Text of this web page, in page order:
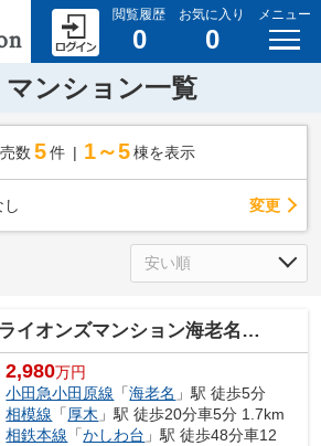
閲覧履歴
0
お気に入り
0
メニュー
ンション一覧
数 5 件 1～5 棟を表示
し 変更
ライオンズマンション海老名第3
2,980万円
小田急小田原線 「海老名 」駅 徒歩5分
相模線 「厚木 」駅 徒歩20分車5分 1.7km
相鉄本線 「かしわ台 」駅 徒歩48分車12